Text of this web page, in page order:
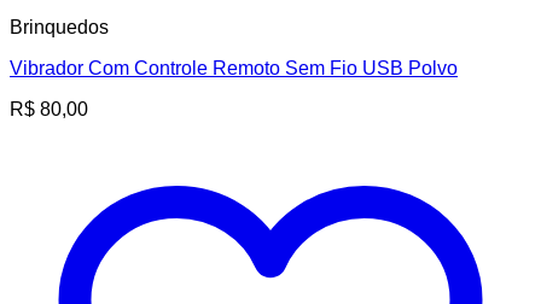
Brinquedos
Vibrador Com Controle Remoto Sem Fio USB Polvo
R$ 80,00